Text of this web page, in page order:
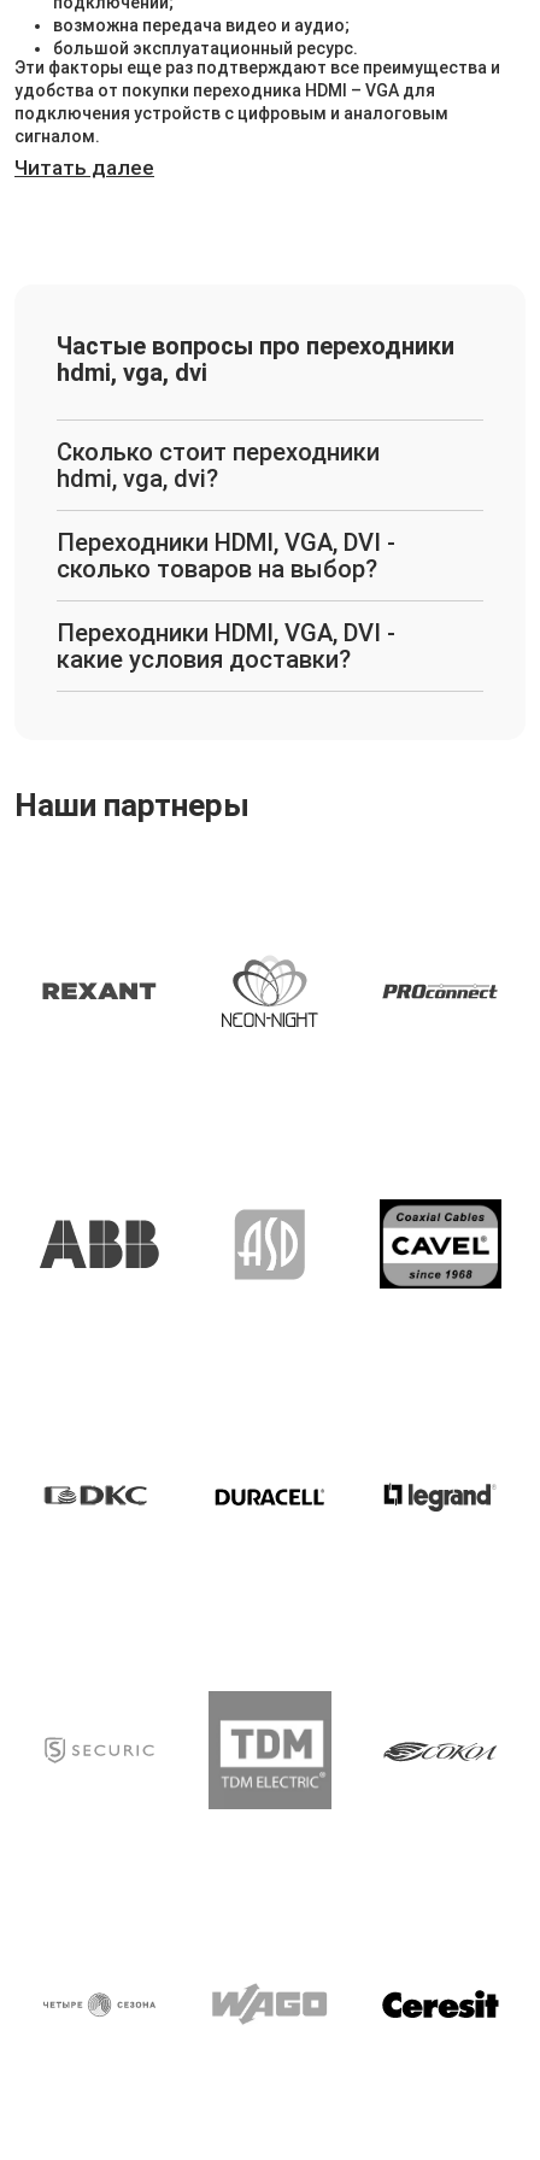
возможна передача видео и аудио;
большой эксплуатационный ресурс.
Эти факторы еще раз подтверждают все преимущества и
удобства от покупки переходника HDMI – VGA для
подключения устройств с цифровым и аналоговым
сигналом.
Читать далее
Частые вопросы про переходники
hdmi, vga, dvi
Сколько стоит переходники
hdmi, vga, dvi?
Переходники HDMI, VGA, DVI -
сколько товаров на выбор?
Переходники HDMI, VGA, DVI -
какие условия доставки?
Наши партнеры